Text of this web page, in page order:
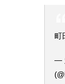
町
—